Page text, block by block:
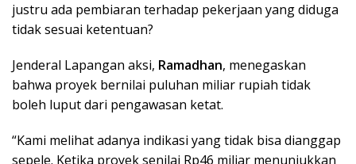
justru ada pembiaran terhadap pekerjaan yang diduga
tidak sesuai ketentuan?
Jenderal Lapangan aksi, Ramadhan, menegaskan
bahwa proyek bernilai puluhan miliar rupiah tidak
boleh luput dari pengawasan ketat.
“Kami melihat adanya indikasi yang tidak bisa dianggap
sepele. Ketika proyek senilai Rp46 miliar menunjukkan